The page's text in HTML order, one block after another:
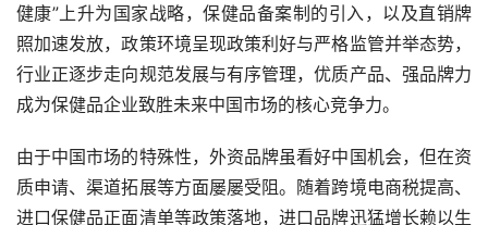
健康”上升为国家战略，保健品备案制的引入，以及直销牌
照加速发放，政策环境呈现政策利好与严格监管并举态势，
行业正逐步走向规范发展与有序管理，优质产品、强品牌力
成为保健品企业致胜未来中国市场的核心竞争力。
由于中国市场的特殊性，外资品牌虽看好中国机会，但在资
质申请、渠道拓展等方面屡屡受阻。随着跨境电商税提高、
进口保健品正面清单等政策落地，进口品牌迅猛增长赖以生